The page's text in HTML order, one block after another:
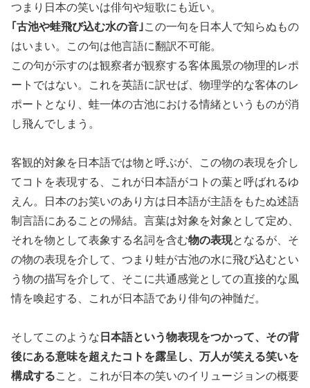
つまり日本の笑いは俳句や短歌にも近い。
｢古池や蛙飛び込む水の音｣この一句を日本人で知らぬもの
はいまい。この句は他言語に翻訳不可能。
この句が示すのは観察者が観察する客体風景の物理的レポ
ートではない。これを英語に訳せば、物理学的な客体のレ
ポートとなり、蛙一体の古池における情緒というものが消
し飛んでしまう。
客観的対象を日本語では物と呼ぶが、この物の表現を介し
てコトを表現する、これが日本語がコトの葉と呼ばれるゆ
えん。日本のお笑いのあり方は日本語が主語をもたぬ述語
制言語にあることの帰結。言葉は対象を対象として定め、
それを物として表象する名詞を含む物の表現となるが、そ
の物の表現を介して、つまり蛙が古池の水に飛び込むとい
う物の描写を介して、そこに共通感覚としての直接的な風
情を喚起する、これが日本語であり俳句の神髄だ。
そしてこのような 日本語という物表現をつかって、その背
後にある意味を超えたコトを露呈し、万人が笑える笑いを
構成すること。これが日本の笑いのイリュージョンの概要